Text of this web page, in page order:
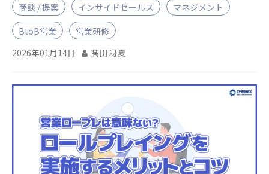
商談 / 提案 インサイドセールス
マネジメント
BtoB営業
営業研修
2026年01月14日
髙田 冴夏